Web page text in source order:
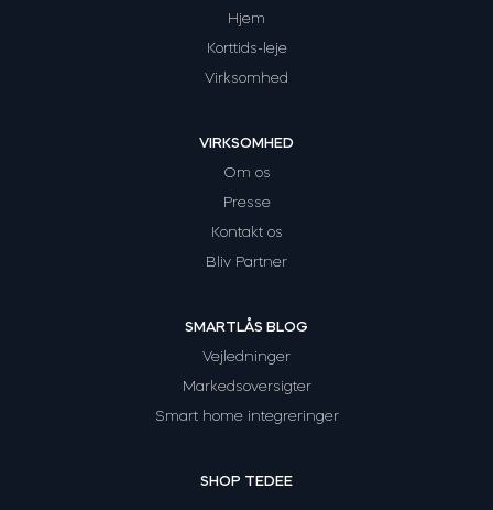
Hjem
Korttids-leje
Virksomhed
VIRKSOMHED
Om os
Presse
Kontakt os
Bliv Partner
SMARTLÅS BLOG
Vejledninger
Markedsoversigter
Smart home integreringer
SHOP TEDEE